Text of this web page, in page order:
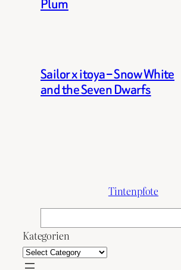
Plum
Sailor x itoya – Snow White
and the Seven Dwarfs
Tintenpfote
u
c
h
Kategorien